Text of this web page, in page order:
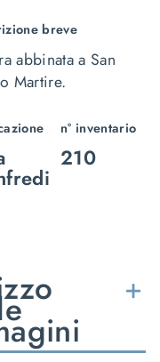
breve
abbinata a San
Martire.
n° inventario
210